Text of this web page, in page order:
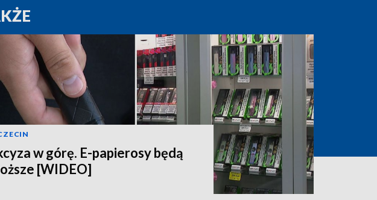
w górę. E-papierosy będą
[WIDEO]